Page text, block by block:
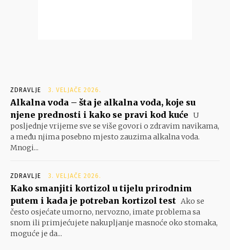
ZDRAVLJE 3. VELJAČE 2026.
Alkalna voda – šta je alkalna voda, koje su
njene prednosti i kako se pravi kod kuće U
posljednje vrijeme sve se više govori o zdravim navikama,
a među njima posebno mjesto zauzima alkalna voda.
Mnogi...
ZDRAVLJE 3. VELJAČE 2026.
Kako smanjiti kortizol u tijelu prirodnim
putem i kada je potreban kortizol test Ako se
često osjećate umorno, nervozno, imate problema sa
snom ili primjećujete nakupljanje masnoće oko stomaka,
moguće je da...